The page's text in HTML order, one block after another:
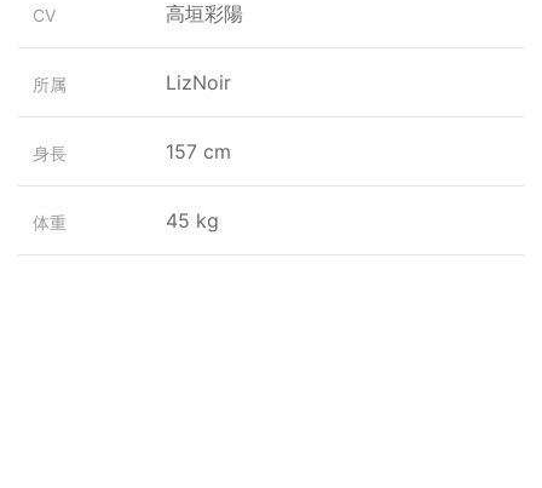
CV 高垣彩陽
所属 LizNoir
身長 157 cm
体重 45 kg